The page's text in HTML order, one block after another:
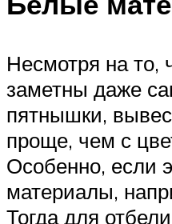
Несмотря на то,
заметны даже
пятнышки,
проще, чем с
Особенно, если
материалы,
Тогда для